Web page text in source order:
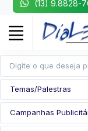
(13) 9.8828-